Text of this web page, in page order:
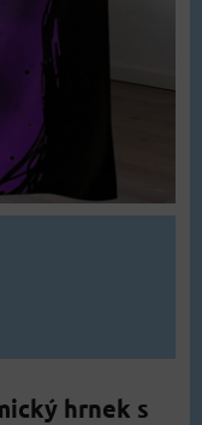
hrnek s